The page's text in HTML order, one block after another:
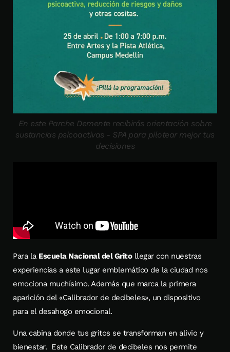
En este Parche Demente recibirás orientación sobre
sustancias psicoactivas - SPA para pilotear mejor tus
decisiones
Para la Escuela Nacional del Gritollegar con nuestras
experiencias a este lugar emblemático de la ciudad nos
emociona muchísimo. Además que marca la primera
aparición del «Calibrador de decibeles», un dispositivo
para el desahogo emocional.
Una cabina donde tus gritos se transforman en alivio y
bienestar. Este Calibrador de decibeles nos permite